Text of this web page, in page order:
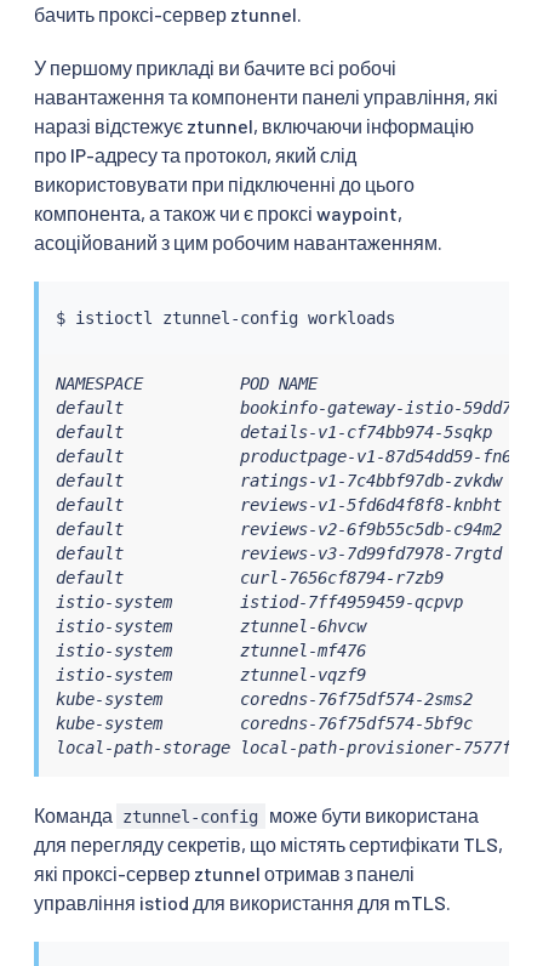
бачить проксі-сервер ztunnel.
У першому прикладі ви бачите всі робочі
навантаження та компоненти панелі управління, які
наразі відстежує ztunnel, включаючи інформацію
про IP-адресу та протокол, який слід
використовувати при підключенні до цього
компонента, а також чи є проксі waypoint,
асоційований з цим робочим навантаженням.
$ istioctl
NAMESPACE          POD NAME
default            bookinfo-gateway-istio-
default            details-v1-cf74bb974-5sqkp
default            productpage-v1-87d54dd59-
default            ratings-v1-7c4bbf97db-zvkdw
default            reviews-v1-5fd6d4f8f8-knbht
default            reviews-v2-6f9b55c5db-c94m2
default            reviews-v3-7d99fd7978-7rgtd
default            curl-7656cf8794-r7zb9
istio-system       istiod-7ff4959459-qcpvp
istio-system       ztunnel-6hvcw
istio-system       ztunnel-mf476
istio-system       ztunnel-vqzf9
kube-system        coredns-76f75df574-2sms2
kube-system        coredns-76f75df574-5bf9c
local-path-storage local-path-provisioner-
Команда ztunnel-config
може бути використана
для перегляду секретів, що містять сертифікати TLS,
які проксі-сервер ztunnel отримав з панелі
управління istiod для використання для mTLS.